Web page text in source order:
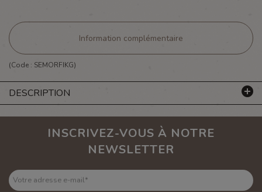
Information complémentaire
(Code : SEMORFIKG)
DESCRIPTION
INSCRIVEZ-VOUS À NOTRE
NEWSLETTER
Votre adresse e-mail*